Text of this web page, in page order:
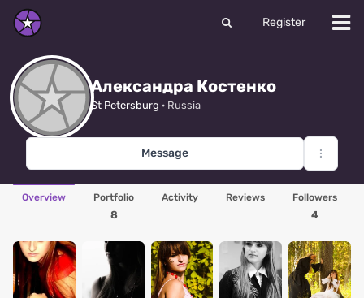
Register
Александра Костенко
St Petersburg · Russia
Message
Overview Portfolio
8
Activity Reviews Followers
4